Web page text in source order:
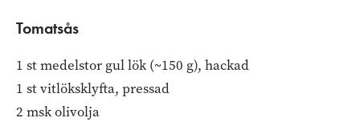
Tomatsås
1 st medelstor gul lök (~150 g), hackad
1 st vitlöksklyfta, pressad
2 msk olivolja